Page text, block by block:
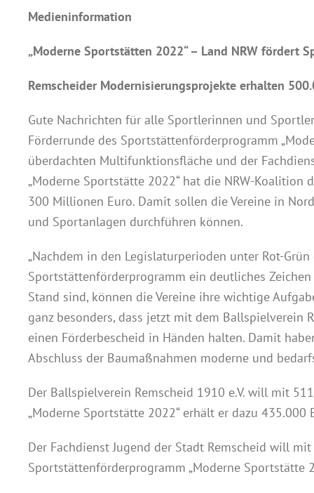
Medieninformation
„Moderne Sportstätten 2022“ – Land NRW fördert
Remscheider Modernisierungsprojekte erhalten
Gute Nachrichten für alle Sportlerinnen und
Förderrunde des Sportstättenförderprogramm
überdachten Multifunktionsfläche und der
„Moderne Sportstätte 2022“ hat die NRW-
300 Millionen Euro. Damit sollen die Vereine in
und Sportanlagen durchführen können.
„Nachdem in den Legislaturperioden unter Rot-
Sportstättenförderprogramm ein deutliches
Stand sind, können die Vereine ihre wichtige
ganz besonders, dass jetzt mit dem Ballspielverein
einen Förderbescheid in Händen halten. Damit
Abschluss der Baumaßnahmen moderne und
Der Ballspielverein Remscheid 1910 e.V. will mit
„Moderne Sportstätte 2022“ erhält er dazu 435.000
Der Fachdienst Jugend der Stadt Remscheid will
Sportstättenförderprogramm „Moderne Sportstätte